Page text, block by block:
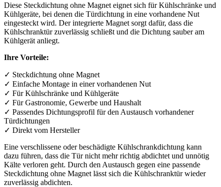
Diese Steckdichtung ohne Magnet eignet sich für Kühlschränke und
Kühlgeräte, bei denen die Türdichtung in eine vorhandene Nut
eingesteckt wird. Der integrierte Magnet sorgt dafür, dass die
Kühlschranktür zuverlässig schließt und die Dichtung sauber am
Kühlgerät anliegt.
Ihre Vorteile:
✓ Steckdichtung ohne Magnet
✓ Einfache Montage in einer vorhandenen Nut
✓ Für Kühlschränke und Kühlgeräte
✓ Für Gastronomie, Gewerbe und Haushalt
✓ Passendes Dichtungsprofil für den Austausch vorhandener
Türdichtungen
✓ Direkt vom Hersteller
Eine verschlissene oder beschädigte Kühlschrankdichtung kann
dazu führen, dass die Tür nicht mehr richtig abdichtet und unnötig
Kälte verloren geht. Durch den Austausch gegen eine passende
Steckdichtung ohne Magnet lässt sich die Kühlschranktür wieder
zuverlässig abdichten.